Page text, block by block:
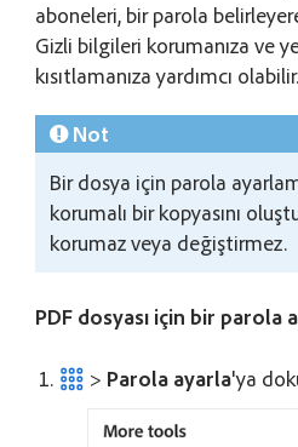
aboneleri, bir parola
Gizli bilgileri korumanıza ve
kısıtlamanıza yardımcı olabilir.
Not
Bir dosya için parola
korumalı bir kopyasını
korumaz veya değiştirmez.
PDF dosyası için bir parola
> Parola ayarla'ya